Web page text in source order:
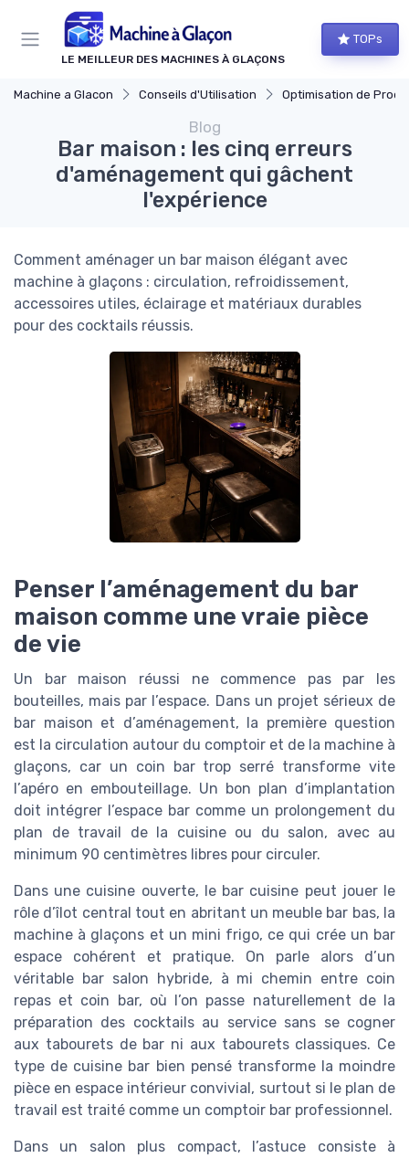
LE MEILLEUR DES MACHINES À GLAÇONS
TOPs
Machine a Glacon Conseils d'Utilisation Optimisation de
Blog
Bar maison : les cinq erreurs
d'aménagement qui gâchent
l'expérience
Comment aménager un bar maison élégant avec
machine à glaçons : circulation, refroidissement,
accessoires utiles, éclairage et matériaux durables
pour des cocktails réussis.
Penser l’aménagement du bar
maison comme une vraie pièce
de vie
Un bar maison réussi ne commence pas par les
bouteilles, mais par l’espace. Dans un projet sérieux de
bar maison et d’aménagement, la première question
est la circulation autour du comptoir et de la machine à
glaçons, car un coin bar trop serré transforme vite
l’apéro en embouteillage. Un bon plan d’implantation
doit intégrer l’espace bar comme un prolongement du
plan de travail de la cuisine ou du salon, avec au
minimum 90 centimètres libres pour circuler.
Dans une cuisine ouverte, le bar cuisine peut jouer le
rôle d’îlot central tout en abritant un meuble bar bas, la
machine à glaçons et un mini frigo, ce qui crée un bar
espace cohérent et pratique. On parle alors d’un
véritable bar salon hybride, à mi chemin entre coin
repas et coin bar, où l’on passe naturellement de la
préparation des cocktails au service sans se cogner
aux tabourets de bar ni aux tabourets classiques. Ce
type de cuisine bar bien pensé transforme la moindre
pièce en espace intérieur convivial, surtout si le plan de
travail est traité comme un comptoir bar professionnel.
Dans un salon plus compact, l’astuce consiste à
Panneau de gestion des cookies